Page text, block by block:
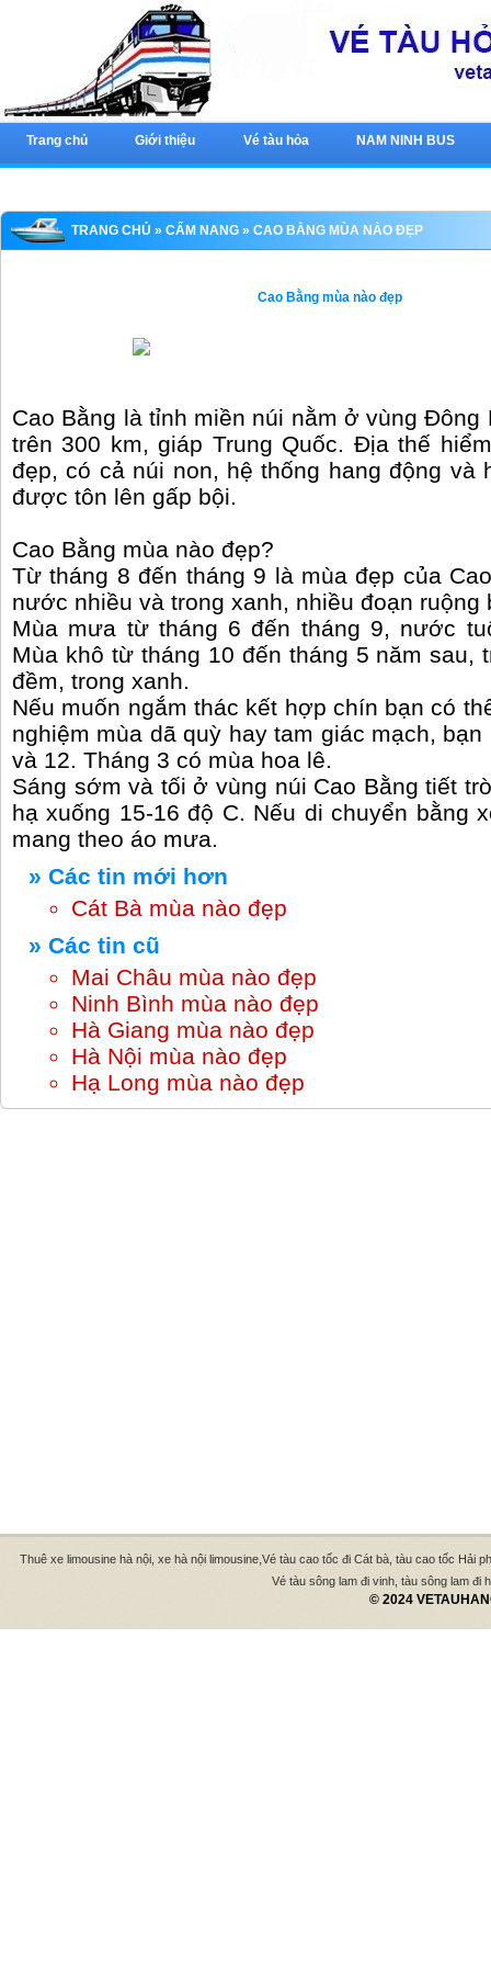
Trang chủ Giới thiệu Vé tàu hỏa NAM NINH BUS
TRANG CHỦ » CẨM NANG » CAO BẰNG MÙA NÀO ĐẸP
Cao Bằng mùa nào đẹp
Cao Bằng là tỉnh miền núi nằm ở vùng
trên 300 km, giáp Trung Quốc. Địa thế
đẹp, có cả núi non, hệ thống hang động và
được tôn lên gấp bội.
Cao Bằng mùa nào đẹp?
Từ tháng 8 đến tháng 9 là mùa đẹp của
nước nhiều và trong xanh, nhiều đoạn ruộng
Mùa mưa từ tháng 6 đến tháng 9, nước
Mùa khô từ tháng 10 đến tháng 5 năm
đềm, trong xanh.
Nếu muốn ngắm thác kết hợp chín bạn có
nghiệm mùa dã quỳ hay tam giác mạch,
và 12. Tháng 3 có mùa hoa lê.
Sáng sớm và tối ở vùng núi Cao Bằng tiết
hạ xuống 15-16 độ C. Nếu di chuyển bằng
mang theo áo mưa.
» Các tin mới hơn
Cát Bà mùa nào đẹp
» Các tin cũ
Mai Châu mùa nào đẹp
Ninh Bình mùa nào đẹp
Hà Giang mùa nào đẹp
Hà Nội mùa nào đẹp
Hạ Long mùa nào đẹp
Thuê xe limousine hà nội, xe hà nội limousine,Vé tàu cao tốc đi Cát bà, tàu cao tốc Hải
Vé tàu sông lam đi vinh, tàu sông lam đi
© 2024